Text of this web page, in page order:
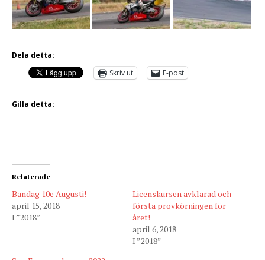
Dela detta:
Skriv ut
E-post
Gilla detta:
Relaterade
Bandag 10e Augusti!
april 15, 2018
I ”2018”
Licenskursen avklarad och
första provkörningen för
året!
april 6, 2018
I ”2018”